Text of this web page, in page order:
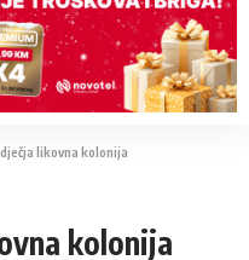
dječja likovna kolonija
kolonija